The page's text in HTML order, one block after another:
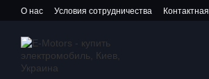
Перейти к основному контенту
О нас Условия сотрудничества